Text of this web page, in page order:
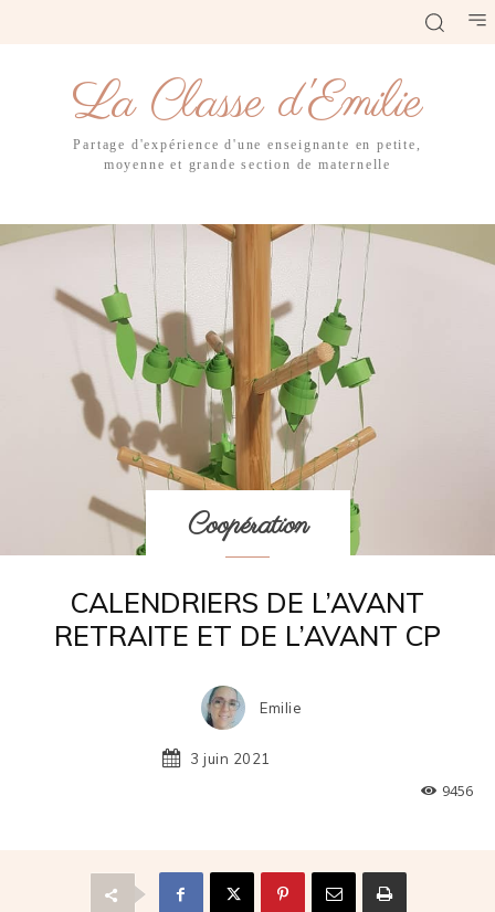
La Classe d'Emilie
Partage d'expérience d'une enseignante en petite,
moyenne et grande section de maternelle
Coopération
CALENDRIERS DE L’AVANT
RETRAITE ET DE L’AVANT CP
Emilie
9456
3 juin 2021